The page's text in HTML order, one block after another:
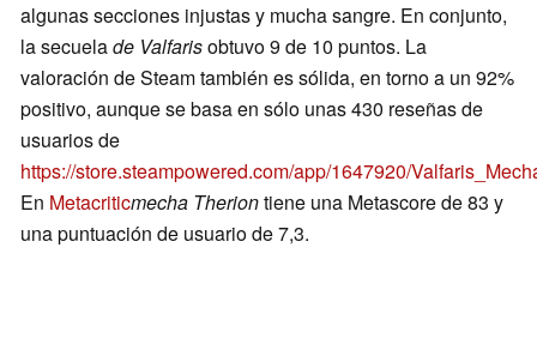
algunas secciones injustas y mucha sangre. En conjunto,
la secuelade Valfarisobtuvo 9 de 10 puntos. La
valoración de Steam también es sólida, en torno a un 92%
positivo, aunque se basa en sólo unas 430 reseñas de
usuarios de
https://store.steampowered.com/app/1647920/
En Metacriticmecha Theriontiene una Metascore de 83 y
una puntuación de usuario de 7,3.